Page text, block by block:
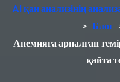
AI қан анализінің
> Блог
Анемияға арналған
қайта